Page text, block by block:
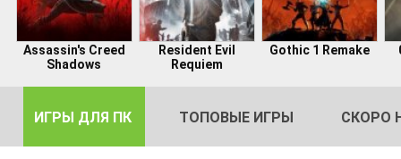
Assassin's Creed
Shadows
Resident Evil
Requiem
Gothic 1 Remake
ИГРЫ ДЛЯ ПК ТОПОВЫЕ ИГРЫ СКОРО